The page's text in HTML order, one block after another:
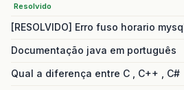
Resolvido
[RESOLVIDO] Erro fuso horario
Documentação java em português
Qual a diferença entre C , C++ , C#